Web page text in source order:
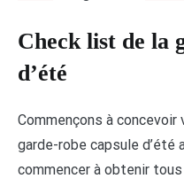
Check list de la
d’été
Commençons à
garde-robe capsule d’été
commencer à obtenir